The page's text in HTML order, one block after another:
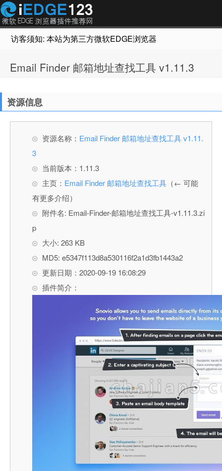
访客须知: 本站为第三方微软EDGE浏览器插件推荐网站，
Email Finder 邮箱地址查找工具 v1.11.3
资源信息
资源名称： Email Finder 邮箱地址查找工具 v1.11.
3
当前版本：1.11.3
主页： Email Finder 邮箱地址查找工具 （← 可能
有更多介绍）
附件名: Email-Finder-邮箱地址查找工具-v1.11.3.zi
p
大小: 263 KB
MD5: e5347f113d8a530116f2a1d3fb1443a2
更新日期：2020-09-19 16:08:29
插件简介：